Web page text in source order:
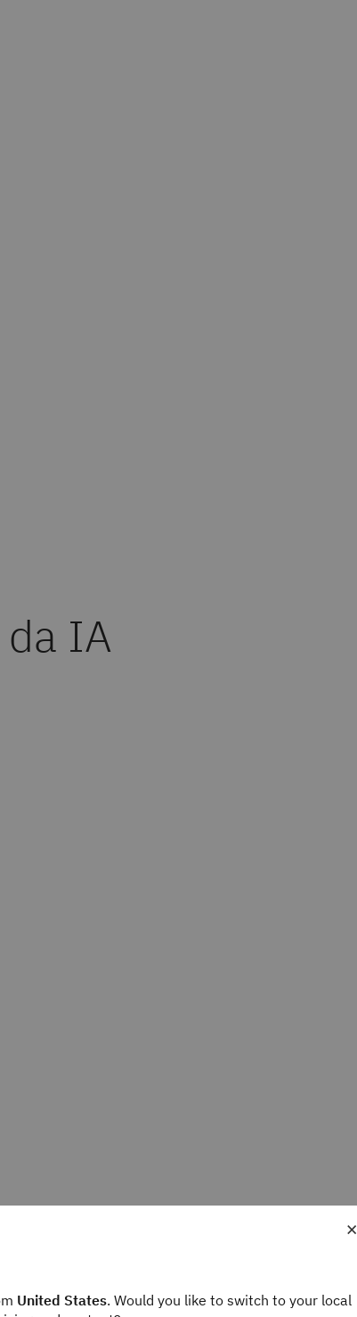
IA
inteligência
×
United States. Would you like to switch to your local